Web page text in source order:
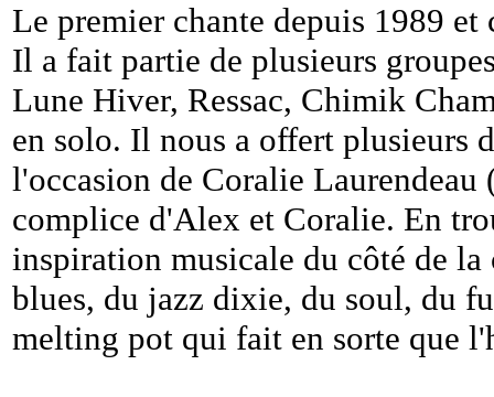
Le premier chante depuis 1989 et
Il a fait partie de plusieurs
Lune Hiver, Ressac, Chimik
en solo. Il nous a offert plusieurs
l'occasion de Coralie
complice d'Alex et Coralie. En
inspiration musicale du côté de
blues, du jazz dixie, du soul, du
melting pot qui fait en sorte que